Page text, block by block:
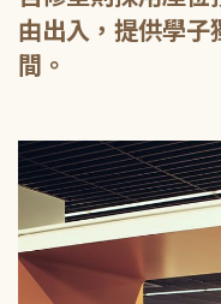
由出入，提供學子
間。